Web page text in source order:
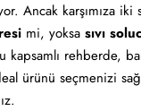
Ancak karşımıza iki
mi, yoksa sıvı
kapsamlı rehberde,
ürünü seçmenizi